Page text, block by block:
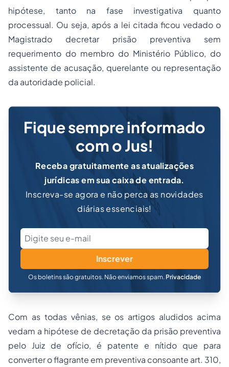
hipótese, tanto na fase investigativa quanto
processual. Ou seja, após a lei citada ficou vedado o
Magistrado decretar prisão preventiva sem
requerimento do membro do Ministério Público, do
assistente de acusação, querelante ou representação
da autoridade policial.
Fique sempre informado
com o Jus!
Receba gratuitamente as atualizações
jurídicas em sua caixa de entrada.
Inscreva-se agora e não perca as novidades
diárias essenciais!
Inscrever
Os boletins são gratuitos. Não enviamos spam. Privacidade
Com as todas vênias, se os artigos aludidos acima
vedam a hipótese de decretação da prisão preventiva
pelo Juiz de ofício, é patente e nítido que para
converter o flagrante em preventiva consoante art. 310,